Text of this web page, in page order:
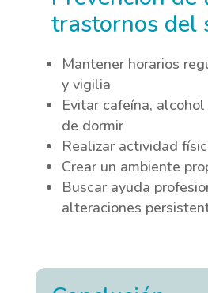
trastornos del
Mantener horarios
y vigilia
Evitar cafeína,
de dormir
Realizar actividad
Crear un ambiente
Buscar ayuda
alteraciones